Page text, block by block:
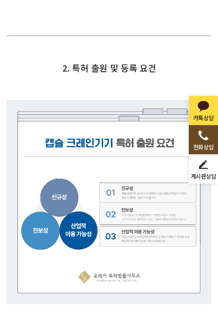
카톡상담
전화상담
게시판상담
2. 특허 출원 및 등록 요건